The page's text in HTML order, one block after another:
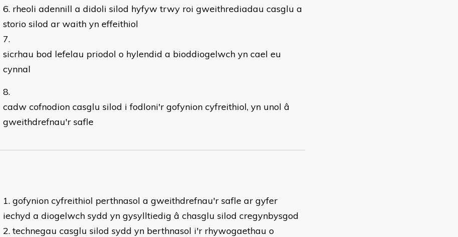
rheoli adennill a didoli silod hyfyw trwy roi gweithrediadau casglu a
storio silod ar waith yn effeithiol
sicrhau bod lefelau priodol o hylendid a bioddiogelwch yn cael eu
cynnal
cadw cofnodion casglu silod i fodloni'r gofynion cyfreithiol, yn unol â
gweithdrefnau'r safle
gofynion cyfreithiol perthnasol a gweithdrefnau'r safle ar gyfer
iechyd a diogelwch sydd yn gysylltiedig â chasglu silod cregynbysgod
technegau casglu silod sydd yn berthnasol i'r rhywogaethau o